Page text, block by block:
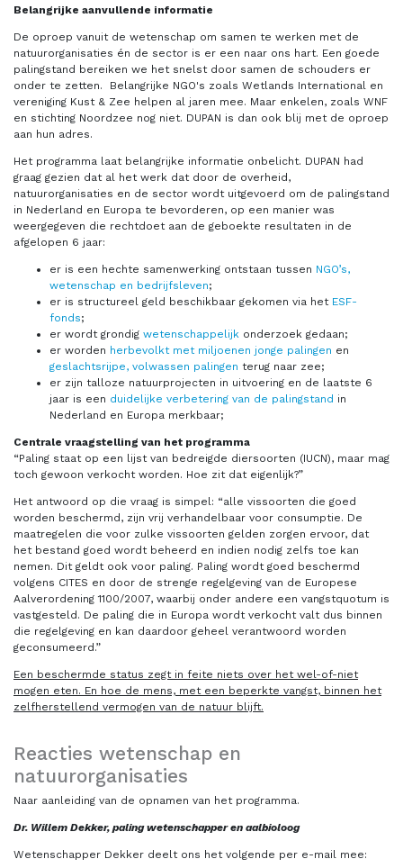
Belangrijke aanvullende informatie
De oproep vanuit de wetenschap om samen te werken met de
natuurorganisaties én de sector is er een naar ons hart. Een goede
palingstand bereiken we het snelst door samen de schouders er
onder te zetten. Belangrijke NGO's zoals Wetlands International en
vereniging Kust & Zee helpen al jaren mee. Maar enkelen, zoals WNF
en stichting Noordzee nog niet. DUPAN is dan ook blij met de oproep
aan hun adres.
Het programma laat belangrijke informatie onbelicht. DUPAN had
graag gezien dat al het werk dat door de overheid,
natuurorganisaties en de sector wordt uitgevoerd om de palingstand
in Nederland en Europa te bevorderen, op een manier was
weergegeven die rechtdoet aan de geboekte resultaten in de
afgelopen 6 jaar:
er is een hechte samenwerking ontstaan tussen NGO’s,
wetenschap en bedrijfsleven;
er is structureel geld beschikbaar gekomen via het ESF-
fonds;
er wordt grondig wetenschappelijk onderzoek gedaan;
er worden herbevolkt met miljoenen jonge palingen en
geslachtsrijpe, volwassen palingen terug naar zee;
er zijn talloze natuurprojecten in uitvoering en de laatste 6
jaar is een duidelijke verbetering van de palingstand in
Nederland en Europa merkbaar;
Centrale vraagstelling van het programma
“Paling staat op een lijst van bedreigde diersoorten (IUCN), maar mag
toch gewoon verkocht worden. Hoe zit dat eigenlijk?”
Het antwoord op die vraag is simpel: “alle vissoorten die goed
worden beschermd, zijn vrij verhandelbaar voor consumptie. De
maatregelen die voor zulke vissoorten gelden zorgen ervoor, dat
het bestand goed wordt beheerd en indien nodig zelfs toe kan
nemen. Dit geldt ook voor paling. Paling wordt goed beschermd
volgens CITES en door de strenge regelgeving van de Europese
Aalverordening 1100/2007, waarbij onder andere een vangstquotum is
vastgesteld. De paling die in Europa wordt verkocht valt dus binnen
die regelgeving en kan daardoor geheel verantwoord worden
geconsumeerd.”
Een beschermde status zegt in feite niets over het wel-of-niet
mogen eten. En hoe de mens, met een beperkte vangst, binnen het
zelfherstellend vermogen van de natuur blijft.
Reacties wetenschap en
natuurorganisaties
Naar aanleiding van de opnamen van het programma.
Dr. Willem Dekker, paling wetenschapper en aalbioloog
Wetenschapper Dekker deelt ons het volgende per e-mail mee: